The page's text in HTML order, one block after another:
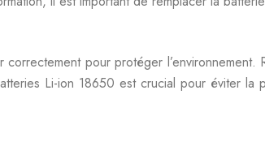
pour protéger
Li-ion 18650 est crucial pour éviter la